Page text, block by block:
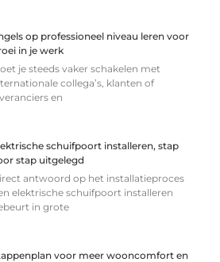
op professioneel niveau leren voor
in je werk
je steeds vaker schakelen met
collega’s, klanten of
en
schuifpoort installeren, stap
stap uitgelegd
antwoord op het installatieproces
elektrische schuifpoort installeren
in grote
voor meer wooncomfort en